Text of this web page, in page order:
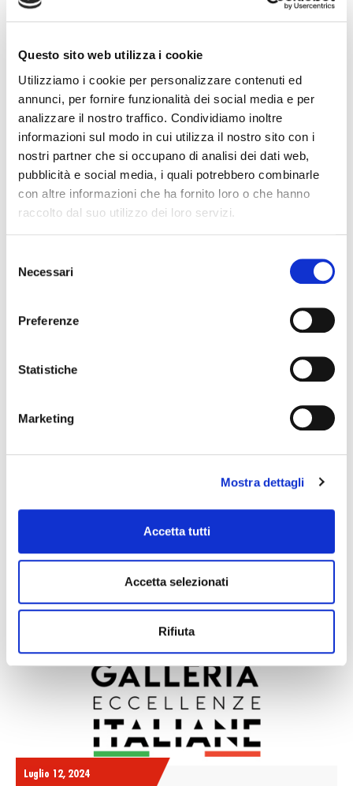
Questo sito web utilizza i cookie
Utilizziamo i cookie per personalizzare contenuti ed
annunci, per fornire funzionalità dei social media e per
analizzare il nostro traffico. Condividiamo inoltre
informazioni sul modo in cui utilizza il nostro sito con i
nostri partner che si occupano di analisi dei dati web,
pubblicità e social media, i quali potrebbero combinarle
con altre informazioni che ha fornito loro o che hanno
raccolto dal suo utilizzo dei loro servizi.
delNecessari
Preferenze
Statistiche
Marketing
Mostra dettagli
Accetta tutti
Accetta selezionati
Rifiuta
Luglio 12, 2024
PARTNER NELL’INNOVAZIONE
COMUNICATO STAMPA 7 NOVEMBRE 2018 – ELITE
Luglio 12, 2024
Luglio 12, 2024